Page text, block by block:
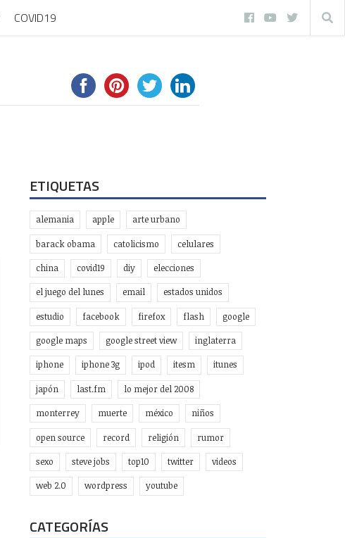
COVID19
ETIQUETAS
alemania apple arte urbano
barack obama catolicismo celulares
china covid19 diy elecciones
el juego del lunes email estados unidos
estudio facebook firefox flash google
google maps google street view inglaterra
iphone iphone 3g ipod itesm itunes
japón last.fm lo mejor del 2008
monterrey muerte méxico niños
open source record religión rumor
sexo steve jobs top10 twitter videos
web 2.0 wordpress youtube
CATEGORÍAS